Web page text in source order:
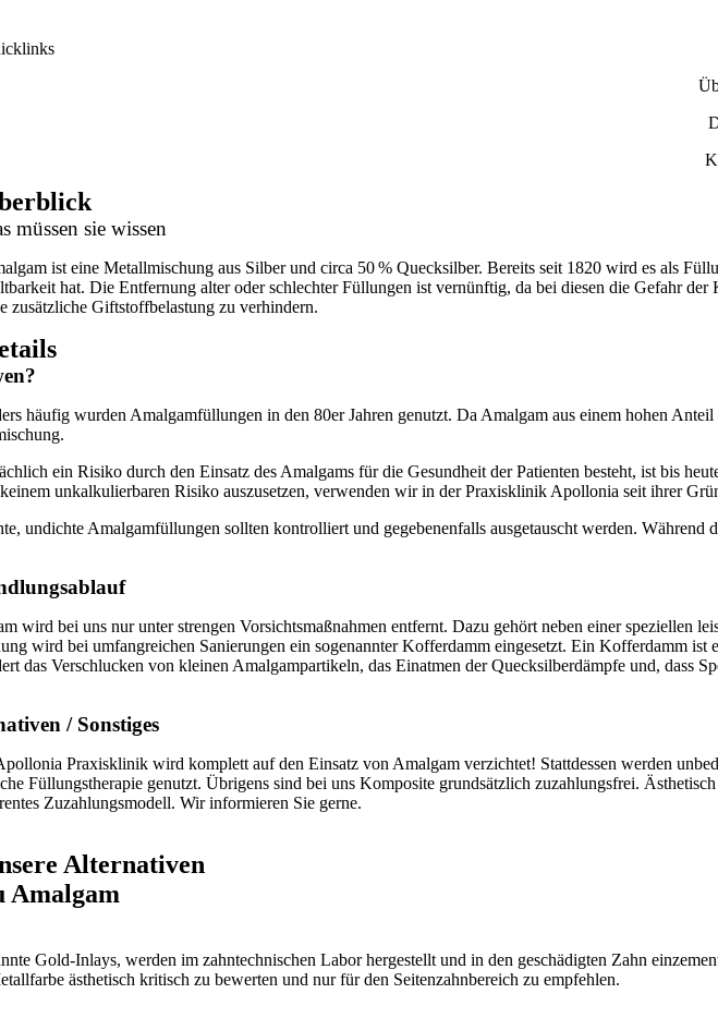
müssen sie wissen
ist eine Metallmischung aus Silber und circa 50 % Quecksilber. Bereits seit 1820 wird es als
hat. Die Entfernung alter oder schlechter Füllungen ist vernünftig, da bei diesen die Gefahr
zusätzliche Giftstoffbelastung zu verhindern.
häufig wurden Amalgamfüllungen in den 80er Jahren genutzt. Da Amalgam aus einem hohen
ein Risiko durch den Einsatz des Amalgams für die Gesundheit der Patienten besteht, ist bis
unkalkulierbaren Risiko auszusetzen, verwenden wir in der Praxisklinik Apollonia seit ihrer
undichte Amalgamfüllungen sollten kontrolliert und gegebenenfalls ausgetauscht werden.
wird bei uns nur unter strengen Vorsichtsmaßnahmen entfernt. Dazu gehört neben einer
wird bei umfangreichen Sanierungen ein sogenannter Kofferdamm eingesetzt. Ein Kofferdamm
das Verschlucken von kleinen Amalgampartikeln, das Einatmen der Quecksilberdämpfe und, dass
/ Sonstiges
Praxisklinik wird komplett auf den Einsatz von Amalgam verzichtet! Stattdessen werden
Füllungstherapie genutzt. Übrigens sind bei uns Komposite grundsätzlich zuzahlungsfrei.
Zuzahlungsmodell. Wir informieren Sie gerne.
Alternativen
Amalgam
Gold-Inlays, werden im zahntechnischen Labor hergestellt und in den geschädigten Zahn
ästhetisch kritisch zu bewerten und nur für den Seitenzahnbereich zu empfehlen.